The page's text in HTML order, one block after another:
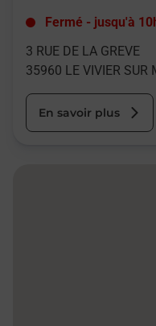
Fermé - jusqu'à
3 RUE DE LA GREVE
35960 LE VIVIER SUR
En savoir plus